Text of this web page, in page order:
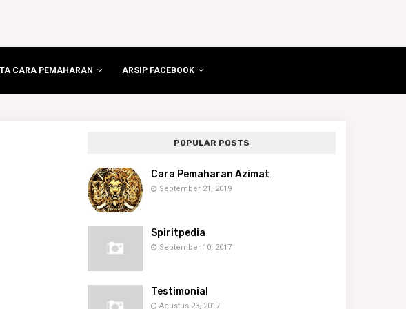
CARA PEMAHARAN ARSIP FACEBOOK
POPULAR POSTS
Cara Pemaharan Azimat
September 21, 2019
Spiritpedia
September 10, 2017
Testimonial
Agustus 23, 2017